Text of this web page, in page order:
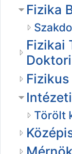
Fizika
Fizikai
Törölt